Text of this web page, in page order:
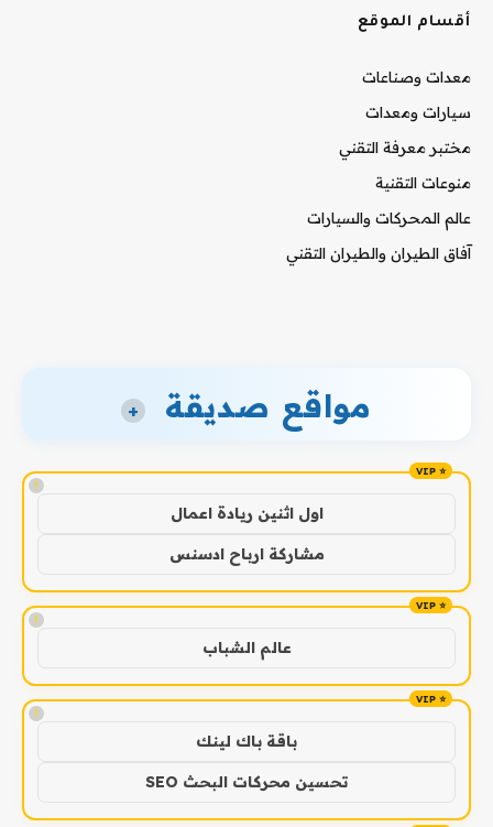
أقسام الموقع
معدات وصناعات
سيارات ومعدات
مختبر معرفة التقني
منوعات التقنية
عالم المحركات والسيارات
آفاق الطيران والطيران التقني
مواقع صديقة +
!
اول اثنين ريادة اعمال
مشاركة ارباح ادسنس
!
عالم الشباب
!
باقة باك لينك
تحسين محركات البحث SEO